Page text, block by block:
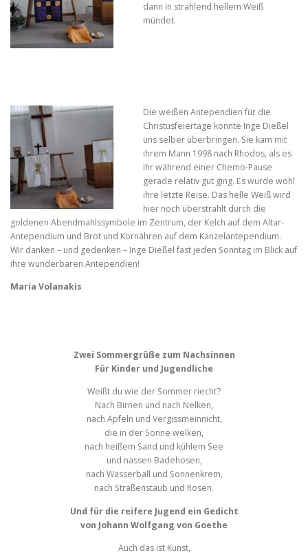
dann in strahlend hellem Weiß
mündet.
Die weißen Antependien für die
Christusfeiertage konnte Inge Dießel
uns selber überbringen. Sie kam mit
ihrem Mann 1998 nach Rhodos, als es
ihr während einer Chemo-Pause
gerade relativ gut ging. Es wurde wohl
ihre letzte Reise. Das helle Weiß wird
hier noch überstrahlt durch die
goldenen Abendmahlssymbole im Zentrum, der Kelch auf dem Altar-
Antependium und Brot und Kornähren auf dem Kanzelantependium.
Wir danken – und gedenken – Inge Dießel fast jeden Sonntag im Blick auf
ihre wunderbaren Antependien!
Maria Volanakis
Zwei Sommergrüße zum Nachsinnen
Für Kinder und Jugendliche
Weißt du wie der Sommer riecht?
Nach Birnen und nach Nelken,
nach Äpfeln und Vergissmeinnicht,
die in der Sonne welken,
nach heißem Sand und kühlem See
und nassen Badehosen,
nach Wasserball und Sonnenkrem,
nach Straßenstaub und Rosen.
Und für die reifere Jugend ein Gedicht
von Johann Wolfgang von Goethe
Auch das ist Kunst,